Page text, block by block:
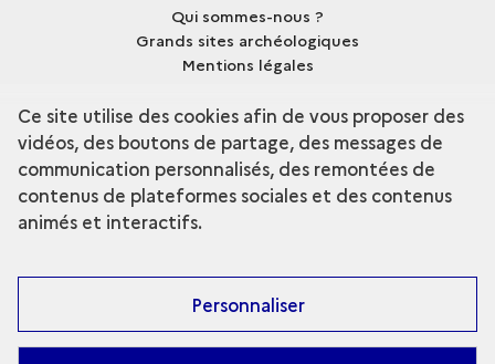
Qui sommes-nous ?
Grands sites archéologiques
Mentions légales
Découvrir la collection
Ce site utilise des cookies afin de vous proposer des
vidéos, des boutons de partage, des messages de
communication personnalisés, des remontées de
contenus de plateformes sociales et des contenus
animés et interactifs.
Personnaliser